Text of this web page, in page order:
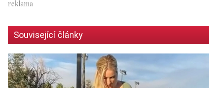
Související články